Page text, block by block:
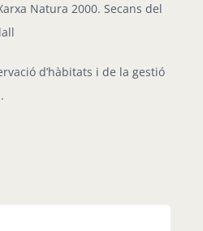
Natura 2000. Secans del
d’hàbitats i de la gestió